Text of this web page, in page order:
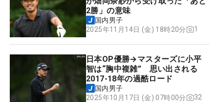
2勝」の意味
国内男子
2025年11月14日 (金) 18時20分
1
日本OP優勝→マスターズに小平
智は“胸中複雑” 思い出される
2017-18年の過酷ロード
国内男子
2025年10月17日 (金) 07時00分
32